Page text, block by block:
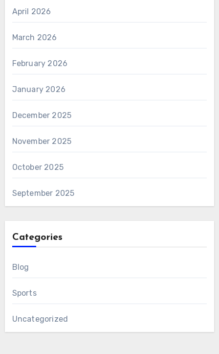
April 2026
March 2026
February 2026
January 2026
December 2025
November 2025
October 2025
September 2025
Categories
Blog
Sports
Uncategorized